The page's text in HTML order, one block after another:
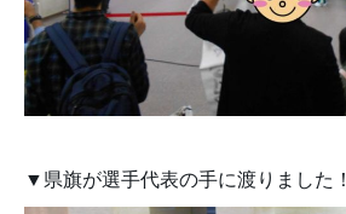
▼県旗が選手代表の手に渡りました！